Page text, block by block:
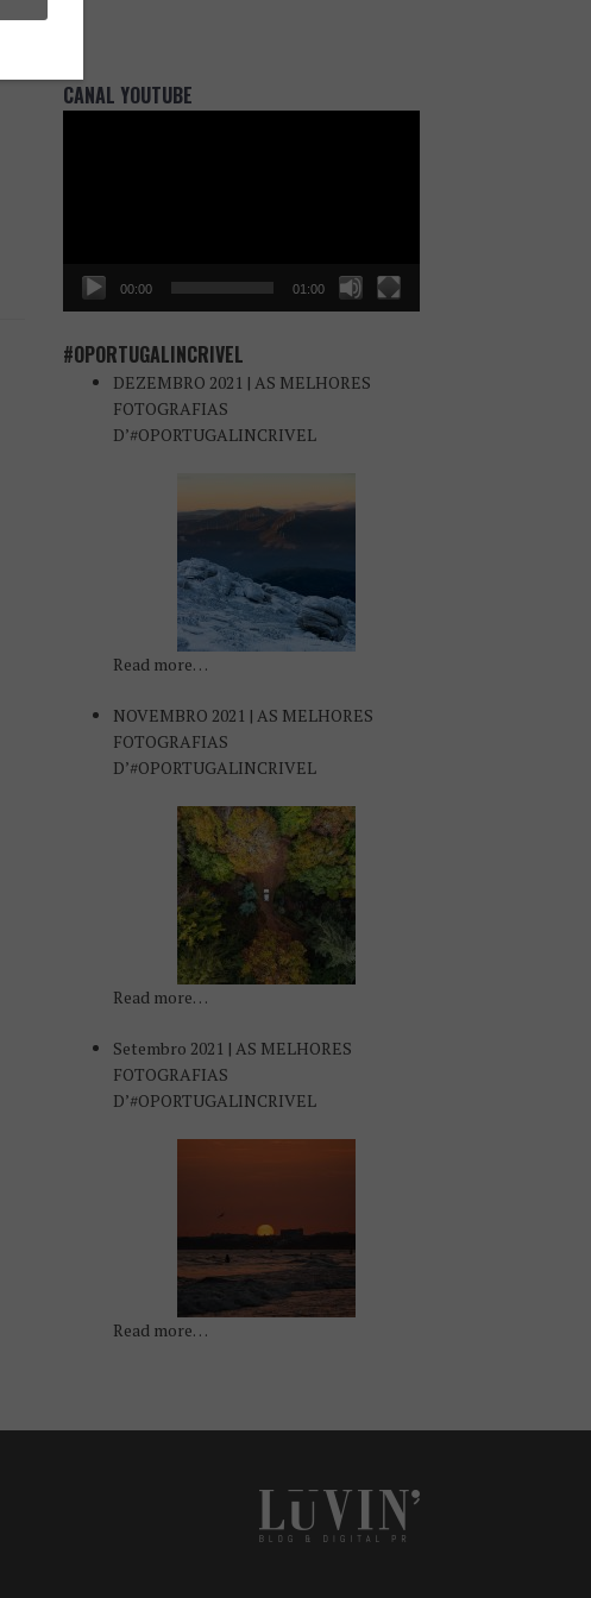
CANAL YOUTUBE
00:00 01:00
#OPORTUGALINCRIVEL
DEZEMBRO 2021 | AS MELHORES
FOTOGRAFIAS
D’#OPORTUGALINCRIVEL
Read more…
NOVEMBRO 2021 | AS MELHORES
FOTOGRAFIAS
D’#OPORTUGALINCRIVEL
Read more…
Setembro 2021 | AS MELHORES
FOTOGRAFIAS
D’#OPORTUGALINCRIVEL
Read more…